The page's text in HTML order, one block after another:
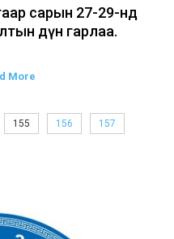
сарын 27-29-нд
дүн гарлаа.
More
155 156 157